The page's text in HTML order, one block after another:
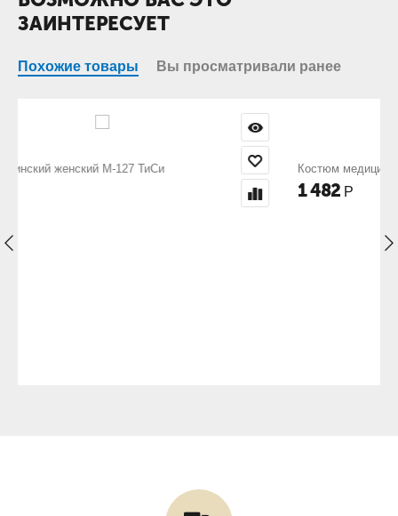
ЗАИНТЕРЕСУЕТ
Похожие товары Вы просматривали ранее
Костюм медицинский женский М-25 ТиСи